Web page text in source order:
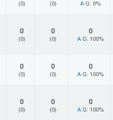
(0) (0) A G: 0%
0
(0)
0
(0)
0
A G: 100%
0
(0)
0
(0)
0
A G: 100%
0
(0)
0
(0)
0
A G: 100%